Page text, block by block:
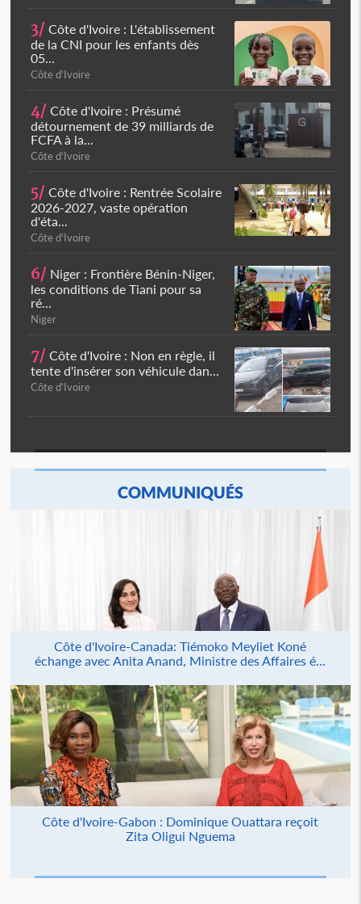
3/ Côte d'Ivoire : L'établissement
de la CNI pour les enfants dès
05...
Côte d'Ivoire
4/ Côte d'Ivoire : Présumé
détournement de 39 milliards de
FCFA à la...
Côte d'Ivoire
5/ Côte d'Ivoire : Rentrée Scolaire
2026-2027, vaste opération
d'éta...
Côte d'Ivoire
6/ Niger : Frontière Bénin-Niger,
les conditions de Tiani pour sa
ré...
Niger
7/ Côte d'Ivoire : Non en règle, il
tente d'insérer son véhicule dan...
Côte d'Ivoire
COMMUNIQUÉS
Côte d'Ivoire-Canada: Tiémoko Meyliet Koné
échange avec Anita Anand, Ministre des Affaires é...
Côte d'Ivoire-Gabon : Dominique Ouattara reçoit
Zita Oligui Nguema